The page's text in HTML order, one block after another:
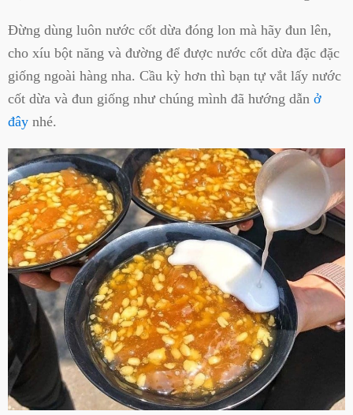
Đừng dùng luôn nước cốt dừa đóng lon mà hãy đun lên,
cho xíu bột năng và đường để được nước cốt dừa đặc đặc
giống ngoài hàng nha. Cầu kỳ hơn thì bạn tự vắt lấy nước
cốt dừa và đun giống như chúng mình đã hướng dẫn ở
đây nhé.